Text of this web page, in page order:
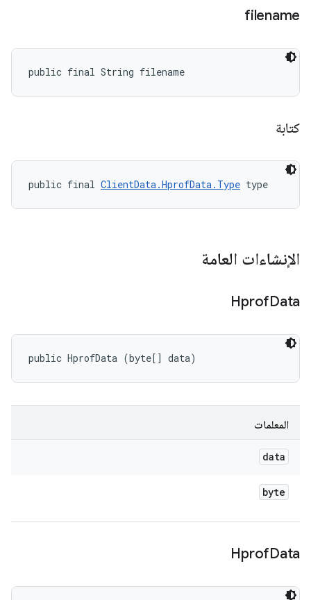
filename
public final String filename
كتابة
public final ClientData.HprofData.Type type
الإنشاءات العامة
HprofData
public HprofData (byte[] data)
المعلمات
data
byte
HprofData